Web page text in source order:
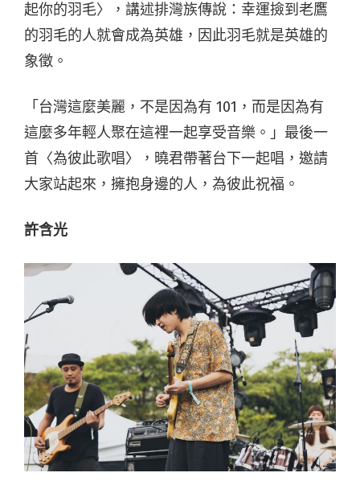
起你的羽毛〉，講述排灣族傳說：幸運撿到老鷹
的羽毛的人就會成為英雄，因此羽毛就是英雄的
象徵。
「台灣這麼美麗，不是因為有 101，而是因為有
這麼多年輕人聚在這裡一起享受音樂。」最後一
首〈為彼此歌唱〉，曉君帶著台下一起唱，邀請
大家站起來，擁抱身邊的人，為彼此祝福。
許含光